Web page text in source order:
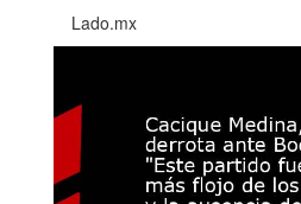
Lado.mx